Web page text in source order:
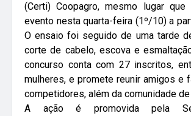
(Certi) Coopagro, mesmo lugar que
evento nesta quarta-feira (1º/10) a
O ensaio foi seguido de uma tarde
corte de cabelo, escova e
concurso conta com 27 inscritos,
mulheres, e promete reunir amigos e
competidores, além da comunidade de
A ação é promovida pela